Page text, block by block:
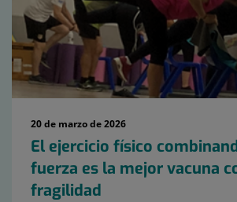
20 de marzo de 2026
El ejercicio físico
fuerza es la mejor vacuna
fragilidad